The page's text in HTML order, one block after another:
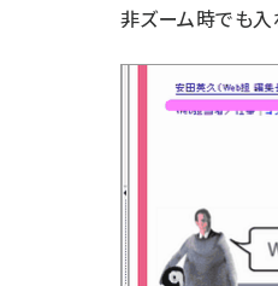
非ズーム時でも入